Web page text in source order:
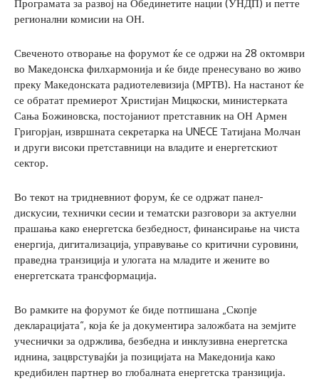
Програмата за развој на Обединетите нации (УНДП) и петте
регионални комисии на ОН.
Свеченото отворање на форумот ќе се одржи на 28 октомври
во Македонска филхармонија и ќе биде пренесувано во живо
преку Македонската радиотелевизија (МРТВ). На настанот ќе
се обратат премиерот Христијан Мицкоски, министерката
Сања Божиновска, постојаниот претставник на ОН Армен
Григорјан, извршната секретарка на UNECE Татијана Молчан
и други високи претставници на владите и енергетскиот
сектор.
Во текот на тридневниот форум, ќе се одржат панел-
дискусии, технички сесии и тематски разговори за актуелни
прашања како енергетска безбедност, финансирање на чиста
енергија, дигитализација, управување со критични суровини,
праведна транзиција и улогата на младите и жените во
енергетската трансформација.
Во рамките на форумот ќе биде потпишана „Скопје
декларацијата“, која ќе ја документира заложбата на земјите
учеснички за одржлива, безбедна и инклузивна енергетска
иднина, зацврстувајќи ја позицијата на Македонија како
кредибилен партнер во глобалната енергетска транзиција.